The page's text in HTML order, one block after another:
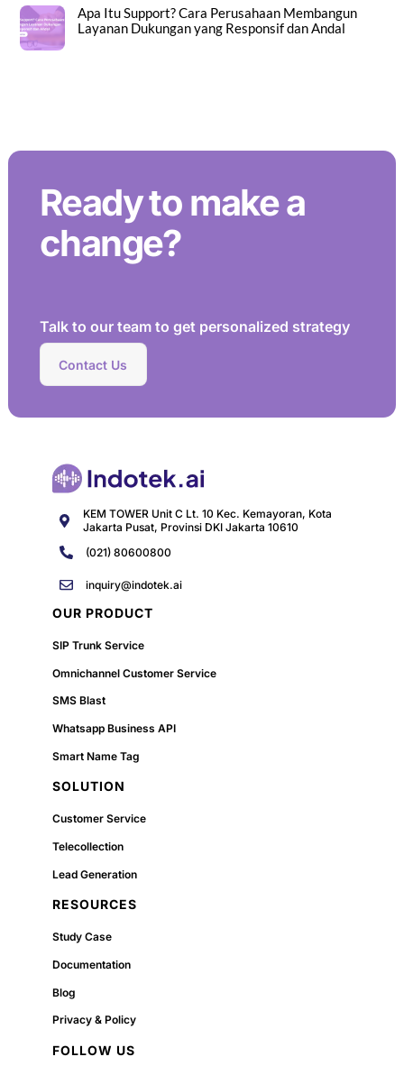
Apa Itu Support? Cara Perusahaan Membangun
Layanan Dukungan yang Responsif dan Andal
Ready to make a
change?
Talk to our team to get personalized strategy
Contact Us
KEM TOWER Unit C Lt. 10 Kec. Kemayoran, Kota
Jakarta Pusat, Provinsi DKI Jakarta 10610
(021) 80600800
inquiry@indotek.ai
OUR PRODUCT
SIP Trunk Service
Omnichannel Customer Service
SMS Blast
Whatsapp Business API
Smart Name Tag
SOLUTION
Customer Service
Telecollection
Lead Generation
RESOURCES
Study Case
Documentation
Blog
Privacy & Policy
FOLLOW US